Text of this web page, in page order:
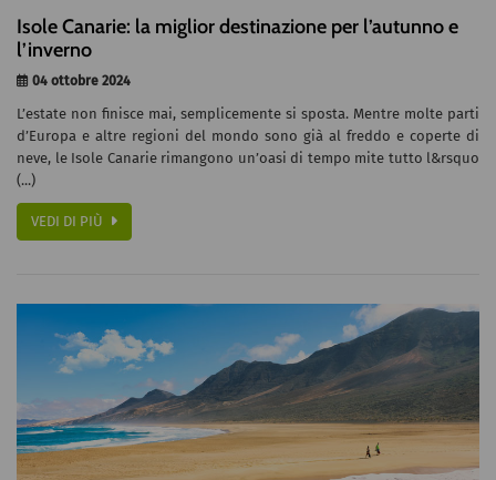
Isole Canarie: la miglior destinazione per l’autunno e
l’inverno
04 ottobre 2024
L’estate non finisce mai, semplicemente si sposta. Mentre molte parti
d’Europa e altre regioni del mondo sono già al freddo e coperte di
neve, le Isole Canarie rimangono un’oasi di tempo mite tutto l&rsquo
(...)
VEDI DI PIÙ